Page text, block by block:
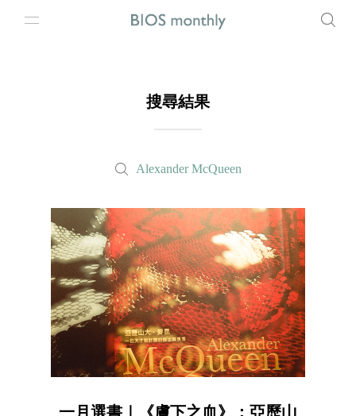
搜尋結果
Alexander McQueen
一月選書｜《膚下之血》：亞歷山